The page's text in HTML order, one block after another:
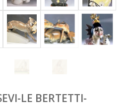
LE BERTETTI-